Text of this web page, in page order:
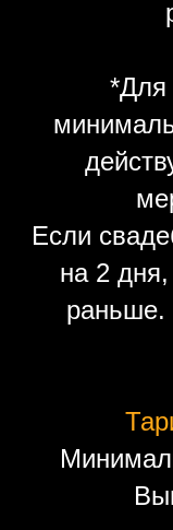
*Для
Если
на 2
раньше.